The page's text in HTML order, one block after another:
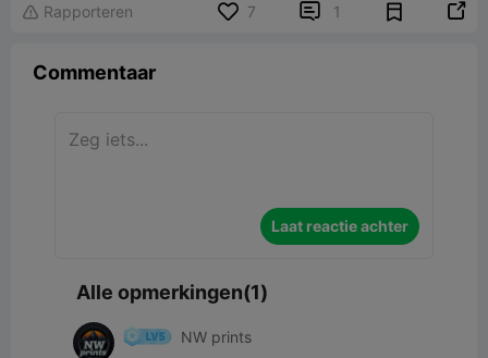
 Rapporteren 7  1 
Commentaar
Laat reactie achter
Alle opmerkingen(1)
NW prints